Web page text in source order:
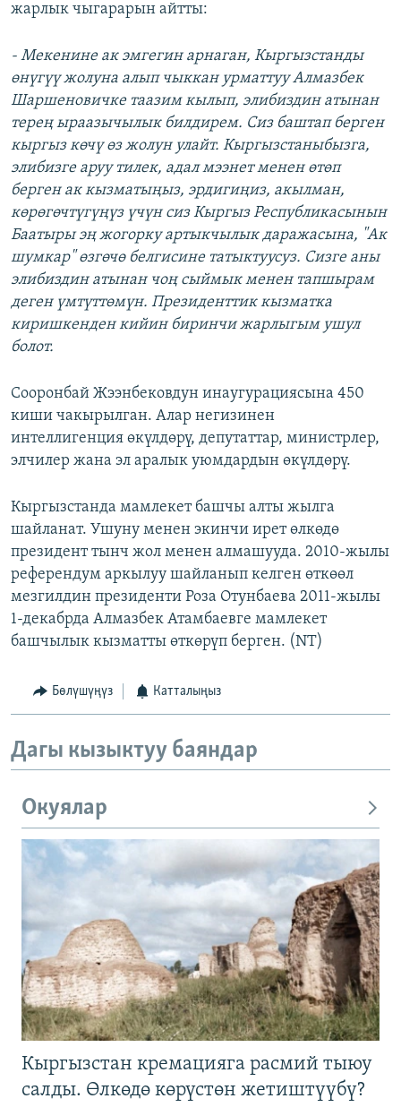
жарлык чыгарарын айтты:
- Мекенине ак эмгегин арнаган, Кыргызстанды
өнүгүү жолуна алып чыккан урматтуу Алмазбек
Шаршеновичке таазим кылып, элибиздин атынан
терең ыраазычылык билдирем. Сиз баштап берген
кыргыз көчү өз жолун улайт. Кыргызстаныбызга,
элибизге аруу тилек, адал мээнет менен өтөп
берген ак кызматыңыз, эрдигиңиз, акылман,
көрөгөчтүгүңүз үчүн сиз Кыргыз Республикасынын
Баатыры эң жогорку артыкчылык даражасына, "Ак
шумкар" өзгөчө белгисине татыктуусуз. Сизге аны
элибиздин атынан чоң сыймык менен тапшырам
деген үмтүттөмүн. Президенттик кызматка
киришкенден кийин биринчи жарлыгым ушул
болот.
Сооронбай Жээнбековдун инаугурациясына 450
киши чакырылган. Алар негизинен
интеллигенция өкүлдөрү, депутаттар, министрлер,
элчилер жана эл аралык уюмдардын өкүлдөрү.
Кыргызстанда мамлекет башчы алты жылга
шайланат. Ушуну менен экинчи ирет өлкөдө
президент тынч жол менен алмашууда. 2010-жылы
референдум аркылуу шайланып келген өткөөл
мезгилдин президенти Роза Отунбаева 2011-жылы
1-декабрда Алмазбек Атамбаевге мамлекет
башчылык кызматты өткөрүп берген. (NT)
Бөлүшүңүз Катталыңыз
Дагы кызыктуу баяндар
Окуялар
Кыргызстан кремацияга расмий тыюу
салды. Өлкөдө көрүстөн жетиштүүбү?